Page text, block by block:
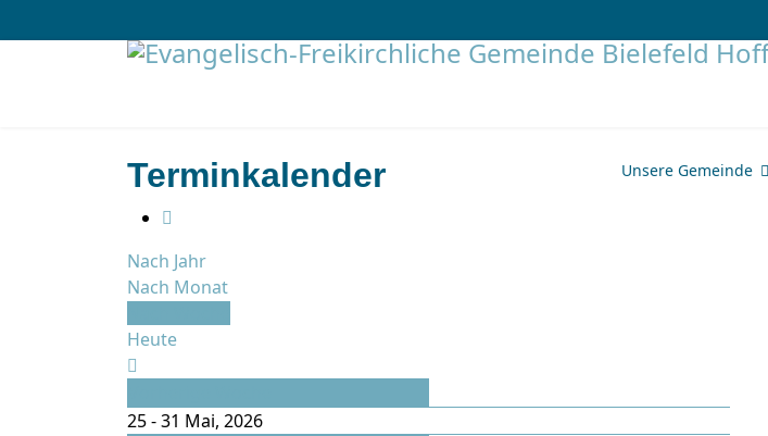
Unsere Gemeinde
Terminkalender
Nach Jahr
Nach Monat
Heute
25 - 31 Mai, 2026